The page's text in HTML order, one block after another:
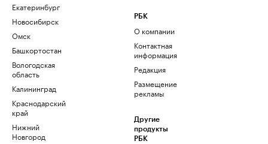
Екатеринбург
Новосибирск
Омск
Башкортостан
Вологодская
область
Калининград
Краснодарский
край
Нижний
Новгород
РБК
О компании
Контактная
информация
Редакция
Размещение
рекламы
Другие
продукты
РБК